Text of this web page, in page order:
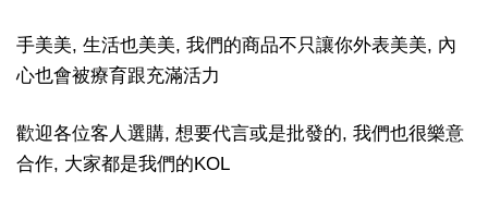
手美美, 生活也美美, 我們的商品不只讓你外表美美, 內
心也會被療育跟充滿活力
歡迎各位客人選購, 想要代言或是批發的, 我們也很樂意
合作, 大家都是我們的KOL